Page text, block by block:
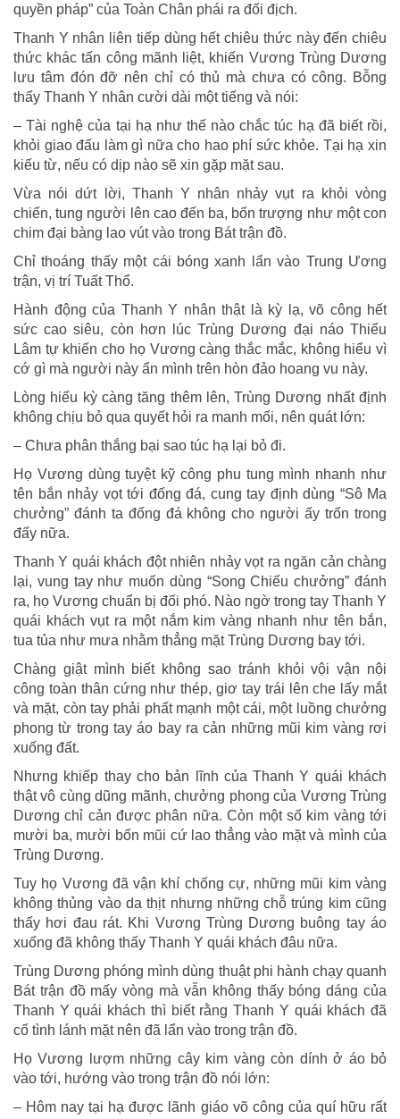
quyền pháp” của Toàn Chân phái ra đối địch.
Thanh Y nhân liên tiếp dùng hết chiêu thức này đến chiêu
thức khác tấn công mãnh liệt, khiến Vương Trùng Dương
lưu tâm đón đỡ nên chỉ có thủ mà chưa có công. Bỗng
thấy Thanh Y nhân cười dài một tiếng và nói:
– Tài nghệ của tại hạ như thế nào chắc túc hạ đã biết rồi,
khỏi giao đấu làm gì nữa cho hao phí sức khỏe. Tại hạ xin
kiếu từ, nếu có dịp nào sẽ xin gặp mặt sau.
Vừa nói dứt lời, Thanh Y nhân nhảy vụt ra khỏi vòng
chiến, tung người lên cao đến ba, bốn trượng như một con
chim đại bàng lao vút vào trong Bát trận đồ.
Chỉ thoáng thấy một cái bóng xanh lẩn vào Trung Ương
trận, vị trí Tuất Thổ.
Hành động của Thanh Y nhân thật là kỳ lạ, võ công hết
sức cao siêu, còn hơn lúc Trùng Dương đại náo Thiếu
Lâm tự khiến cho họ Vương càng thắc mắc, không hiểu vì
cớ gì mà người này ẩn mình trên hòn đảo hoang vu này.
Lòng hiếu kỳ càng tăng thêm lên, Trùng Dương nhất định
không chịu bỏ qua quyết hỏi ra manh mối, nên quát lớn:
– Chưa phân thắng bại sao túc hạ lại bỏ đi.
Họ Vương dùng tuyệt kỹ công phu tung mình nhanh như
tên bắn nhảy vọt tới đống đá, cung tay định dùng “Sô Ma
chưởng” đánh ta đống đá không cho người ấy trốn trong
đấy nữa.
Thanh Y quái khách đột nhiên nhảy vọt ra ngăn cản chàng
lại, vung tay như muốn dùng “Song Chiếu chưởng” đánh
ra, họ Vương chuẩn bị đối phó. Nào ngờ trong tay Thanh Y
quái khách vụt ra một nắm kim vàng nhanh như tên bắn,
tua tủa như mưa nhằm thẳng mặt Trùng Dương bay tới.
Chàng giật mình biết không sao tránh khỏi vội vận nội
công toàn thân cứng như thép, giơ tay trái lên che lấy mắt
và mặt, còn tay phải phất mạnh một cái, một luồng chưởng
phong từ trong tay áo bay ra cản những mũi kim vàng rơi
xuống đất.
Nhưng khiếp thay cho bản lĩnh của Thanh Y quái khách
thật vô cùng dũng mãnh, chưởng phong của Vương Trùng
Dương chỉ cản được phân nữa. Còn một số kim vàng tới
mười ba, mười bốn mũi cứ lao thẳng vào mặt và mình của
Trùng Dương.
Tuy họ Vương đã vận khí chống cự, những mũi kim vàng
không thủng vào da thịt nhưng những chỗ trúng kim cũng
thấy hơi đau rát. Khi Vương Trùng Dương buông tay áo
xuống đã không thấy Thanh Y quái khách đâu nữa.
Trùng Dương phóng mình dùng thuật phi hành chạy quanh
Bát trận đồ mấy vòng mà vẫn không thấy bóng dáng của
Thanh Y quái khách thì biết rằng Thanh Y quái khách đã
cố tình lánh mặt nên đã lẩn vào trong trận đồ.
Họ Vương lượm những cây kim vàng còn dính ở áo bỏ
vào tới, hướng vào trong trận đồ nói lớn:
– Hôm nay tại hạ được lãnh giáo võ công của quí hữu rất